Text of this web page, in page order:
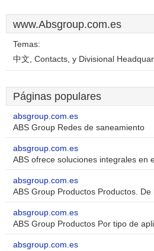
www.Absgroup.com.es
Temas:
中文, Contacts, y Divisional
Páginas populares
absgroup.com.es
ABS Group Redes de saneamiento
absgroup.com.es
ABS ofrece soluciones integrales en
absgroup.com.es
ABS Group Productos Productos. De
absgroup.com.es
ABS Group Productos Por tipo de
absgroup.com.es